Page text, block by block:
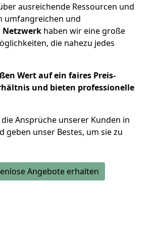
ausreichende Ressourcen und
umfangreichen und
haben wir eine große
die nahezu jedes
Wert auf ein faires Preis-
und bieten professionelle
Ansprüche unserer Kunden in
geben unser Bestes, um sie zu
Angebote erhalten